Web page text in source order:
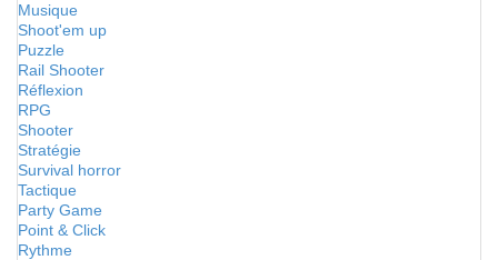
Musique
Shoot'em up
Puzzle
Rail Shooter
Réflexion
RPG
Shooter
Stratégie
Survival horror
Tactique
Party Game
Point & Click
Rythme